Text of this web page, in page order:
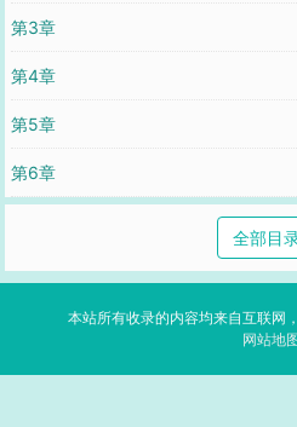
第3章
第4章
第5章
第6章
全部目
本站所有收录的内容均来自互联网
网站地